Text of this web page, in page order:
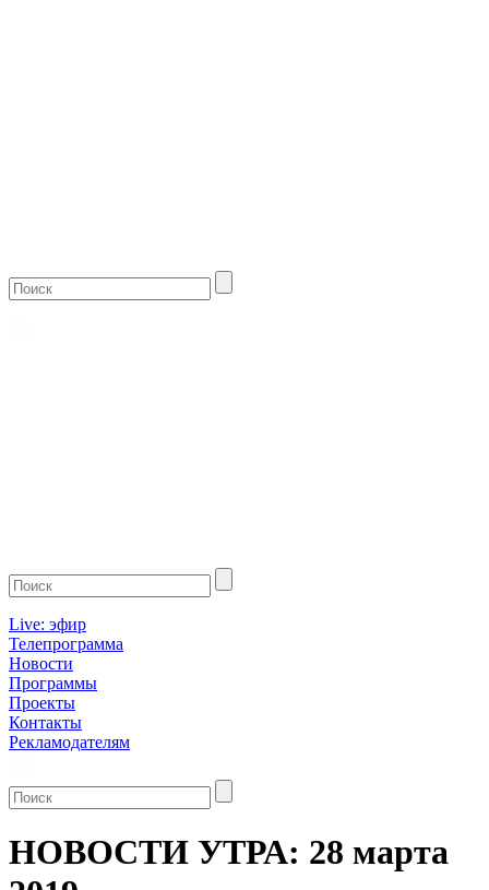
Live: эфир
Телепрограмма
Новости
Программы
Проекты
Контакты
Рекламодателям
НОВОСТИ УТРА: 28 марта